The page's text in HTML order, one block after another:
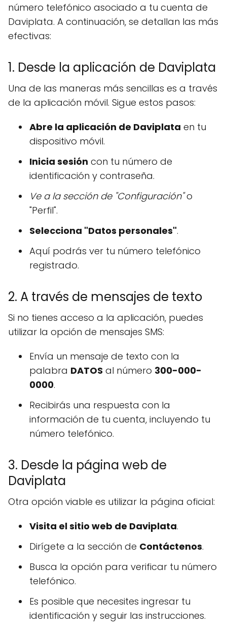
número telefónico asociado a tu cuenta de
Daviplata. A continuación, se detallan las más
efectivas:
1. Desde la aplicación de Daviplata
Una de las maneras más sencillas es a través
de la aplicación móvil. Sigue estos pasos:
Abre la aplicación de Daviplata en tu
dispositivo móvil.
Inicia sesión con tu número de
identificación y contraseña.
Ve a la sección de "Configuración"o
"Perfil".
Selecciona "Datos personales".
Aquí podrás ver tu número telefónico
registrado.
2. A través de mensajes de texto
Si no tienes acceso a la aplicación, puedes
utilizar la opción de mensajes SMS:
Envía un mensaje de texto con la
palabra DATOS al número 300-000-
0000.
Recibirás una respuesta con la
información de tu cuenta, incluyendo tu
número telefónico.
3. Desde la página web de
Daviplata
Otra opción viable es utilizar la página oficial:
Visita el sitio web de Daviplata.
Dirígete a la sección de Contáctenos.
Busca la opción para verificar tu número
telefónico.
Es posible que necesites ingresar tu
identificación y seguir las instrucciones.